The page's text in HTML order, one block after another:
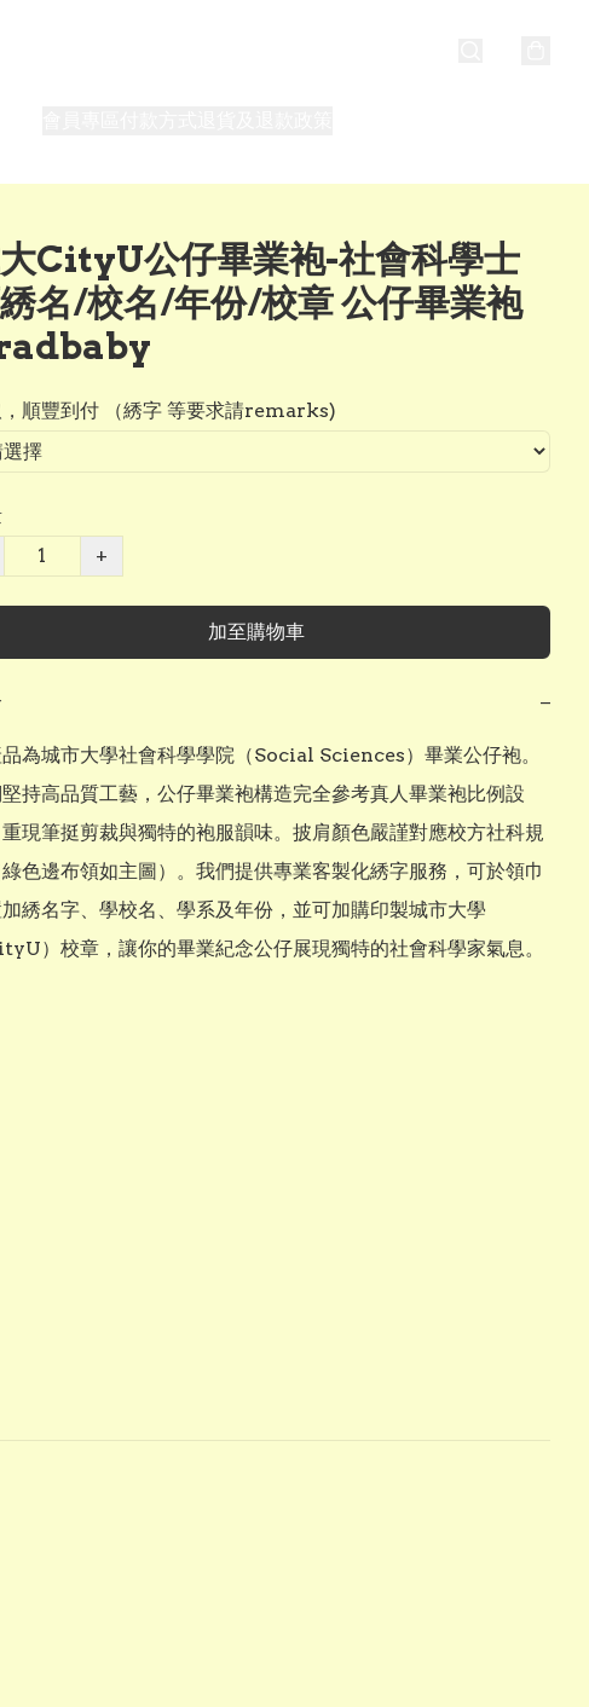
CityU公仔畢業袍-社會科學士
名/校名/年份/校章 公仔畢業袍
，順豐到付 （綉字 等要求請remarks)
+
加至購物車
−
為城市大學社會科學學院（Social Sciences）畢業公仔袍。
持高品質工藝，公仔畢業袍構造完全參考真人畢業袍比例設
現筆挺剪裁與獨特的袍服韻味。披肩顏色嚴謹對應校方社科規
色邊布領如主圖）。我們提供專業客製化綉字服務，可於領巾
綉名字、學校名、學系及年份，並可加購印製城市大學